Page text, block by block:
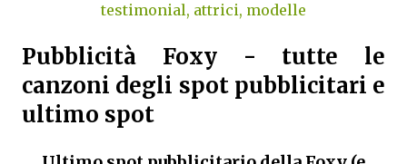
testimonial, attrici, modelle
Pubblicità Foxy - tutte le
canzoni degli spot pubblicitari e
ultimo spot